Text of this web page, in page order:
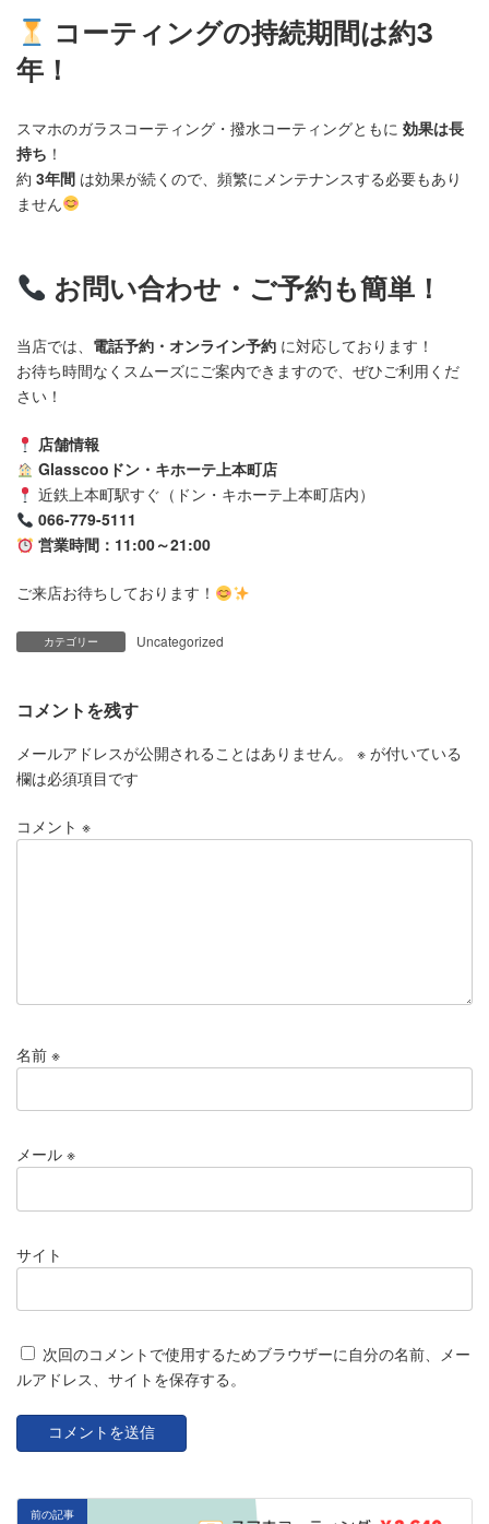
コーティングの持続期間は約3
年！
スマホのガラスコーティング・撥水コーティングともに 効果は長
持ち ！
約 3年間 は効果が続くので、頻繁にメンテナンスする必要もあり
ません
お問い合わせ・ご予約も簡単！
当店では、 電話予約・オンライン予約 に対応しております！
お待ち時間なくスムーズにご案内できますので、ぜひご利用くだ
さい！
店舗情報
Glasscooドン・キホーテ上本町店
近鉄上本町駅すぐ（ドン・キホーテ上本町店内）
066-779-5111
営業時間：11:00～21:00
ご来店お待ちしております！
カテゴリー Uncategorized
コメントを残す
メールアドレスが公開されることはありません。 ※ が付いている
欄は必須項目です
コメント ※
名前 ※
メール ※
サイト
次回のコメントで使用するためブラウザーに自分の名前、メー
ルアドレス、サイトを保存する。
前の記事